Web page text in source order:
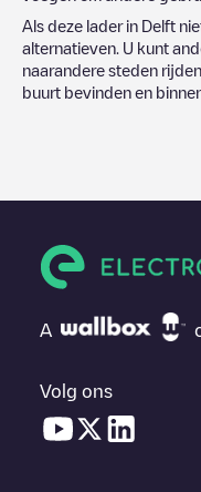
Als deze lader in Delft
alternatieven. U kunt
naarandere steden
buurt bevinden en
A
Volg ons